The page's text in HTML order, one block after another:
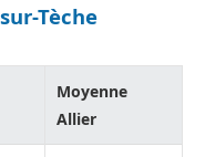
Tèche
Moyenne
Allier